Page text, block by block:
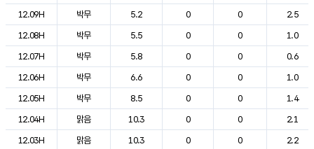
12.09H
박무 5.2 0 0
2.5
12.08H
박무 5.5 0 0
1.0
12.07H
박무 5.8 0 0
0.6
12.06H
박무 6.6 0 0
1.0
12.05H
박무 8.5 0 0
1.4
12.04H
맑음 10.3 0 0
2.1
12.03H
맑음 10.3 0 0
2.2